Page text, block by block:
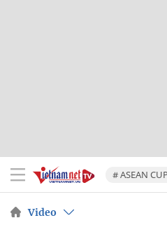
# ASEAN
Video